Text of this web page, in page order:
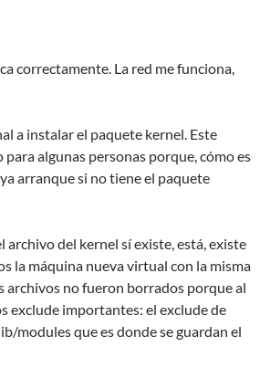
correctamente. La red me funciona,
a instalar el paquete kernel. Este
algunas personas porque, cómo es
arranque si no tiene el paquete
archivo del kernel sí existe, está, existe
la máquina nueva virtual con la misma
archivos no fueron borrados porque al
exclude importantes: el exclude de
modules que es donde se guardan el